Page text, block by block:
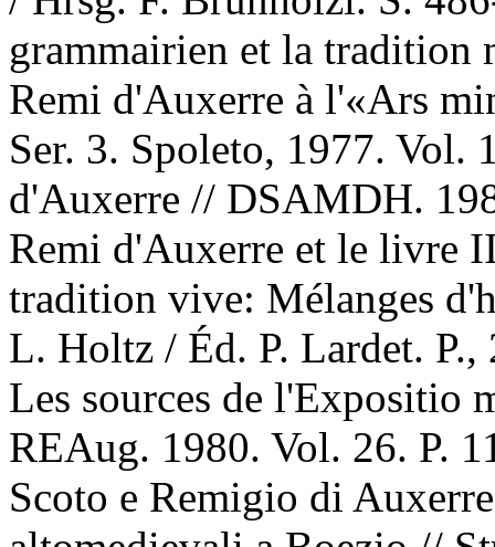
grammairien et la tradition
Remi d'Auxerre à l'«Ars
Ser. 3. Spoleto, 1977. Vol.
d'Auxerre // DSAMDH.
Remi d'Auxerre et le livre
tradition vive: Mélanges
L. Holtz / Éd. P. Lardet.
Les sources de l'Expositio
REAug. 1980. Vol. 26. P.
Scoto e Remigio di